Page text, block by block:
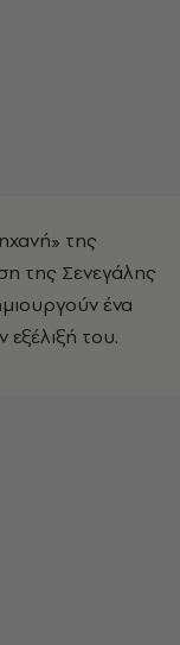
της
της Σενεγάλης
ένα
του.